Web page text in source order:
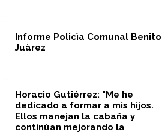
Informe Policìa Comunal Benito
Juàrez
Horacio Gutiérrez: "Me he
dedicado a formar a mis hijos.
Ellos manejan la cabaña y
continúan mejorando la